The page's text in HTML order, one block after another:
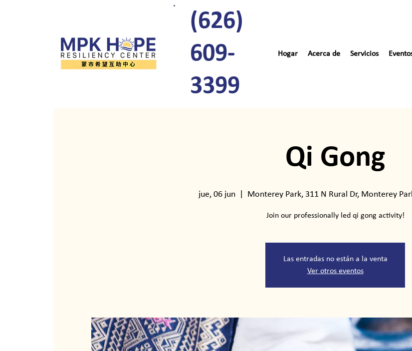
(626)
609-
3399
Hogar Acerca de Servicios
Qi Gong
jue, 06 jun
  |
Monterey Park, 311 N Rural Dr, Monterey
Join our professionally led qi gong activity!
Las entradas no están a la venta
Ver otros eventos